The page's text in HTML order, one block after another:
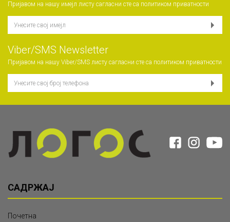
Пријавом на нашу имејл листу сагласни сте са политиком приватности
Viber/SMS Newsletter
Пријавом на нашу Viber/SMS листу сагласни сте са политиком приватности
САДРЖАЈ
Почетна